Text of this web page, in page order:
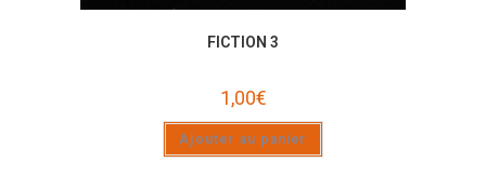
FICTION 3
1,00€
Ajouter au panier